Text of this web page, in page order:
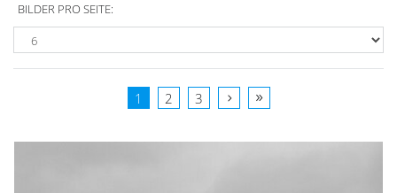
BILDER PRO SEITE:
1 2 3